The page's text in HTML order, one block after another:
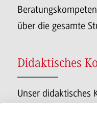
über die gesamte
Didaktisches
Unser didaktisches